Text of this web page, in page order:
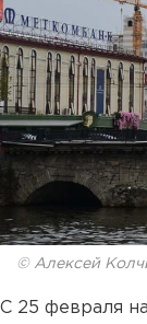
© Алексей
С 25 февраля